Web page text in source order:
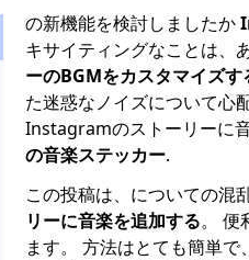
の新機能を検討しましたか
キサイティングなことは、
ーのBGMをカスタマイズす
た迷惑なノイズについて心
Instagramのストーリーに
の音楽ステッカー.
この投稿は、についての混
リーに音楽を追加する。 便
ます。 方法はとても簡単